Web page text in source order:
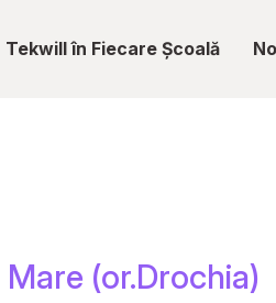
Tekwill în Fiecare Școală
(or.Drochia)